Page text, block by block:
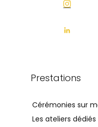
Prestations
Cérémonies sur
Les ateliers dédiés